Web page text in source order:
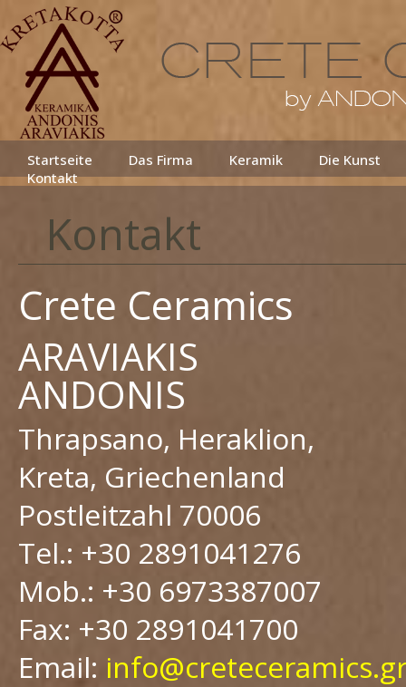
Startseite Das Firma Keramik
Die Kunst
Kontakt
Kontakt
Crete Ceramics
ARAVIAKIS
ANDONIS
Thrapsano, Heraklion,
Kreta, Griechenland
Postleitzahl 70006
Tel.: +30 2891041276
Mob.: +30 6973387007
Fax: +30 2891041700
Email: